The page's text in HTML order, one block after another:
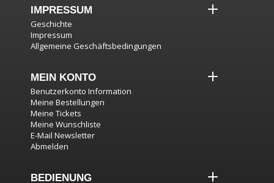
IMPRESSUM
Geschichte
Impressum
Allgemeine Geschäftsbedingungen
MEIN KONTO
Benutzerkonto Information
Meine Bestellungen
Meine Tickets
Meine Wunschliste
E-Mail Newsletter
Abmelden
BEDIENUNG